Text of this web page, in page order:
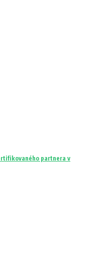
partnera v